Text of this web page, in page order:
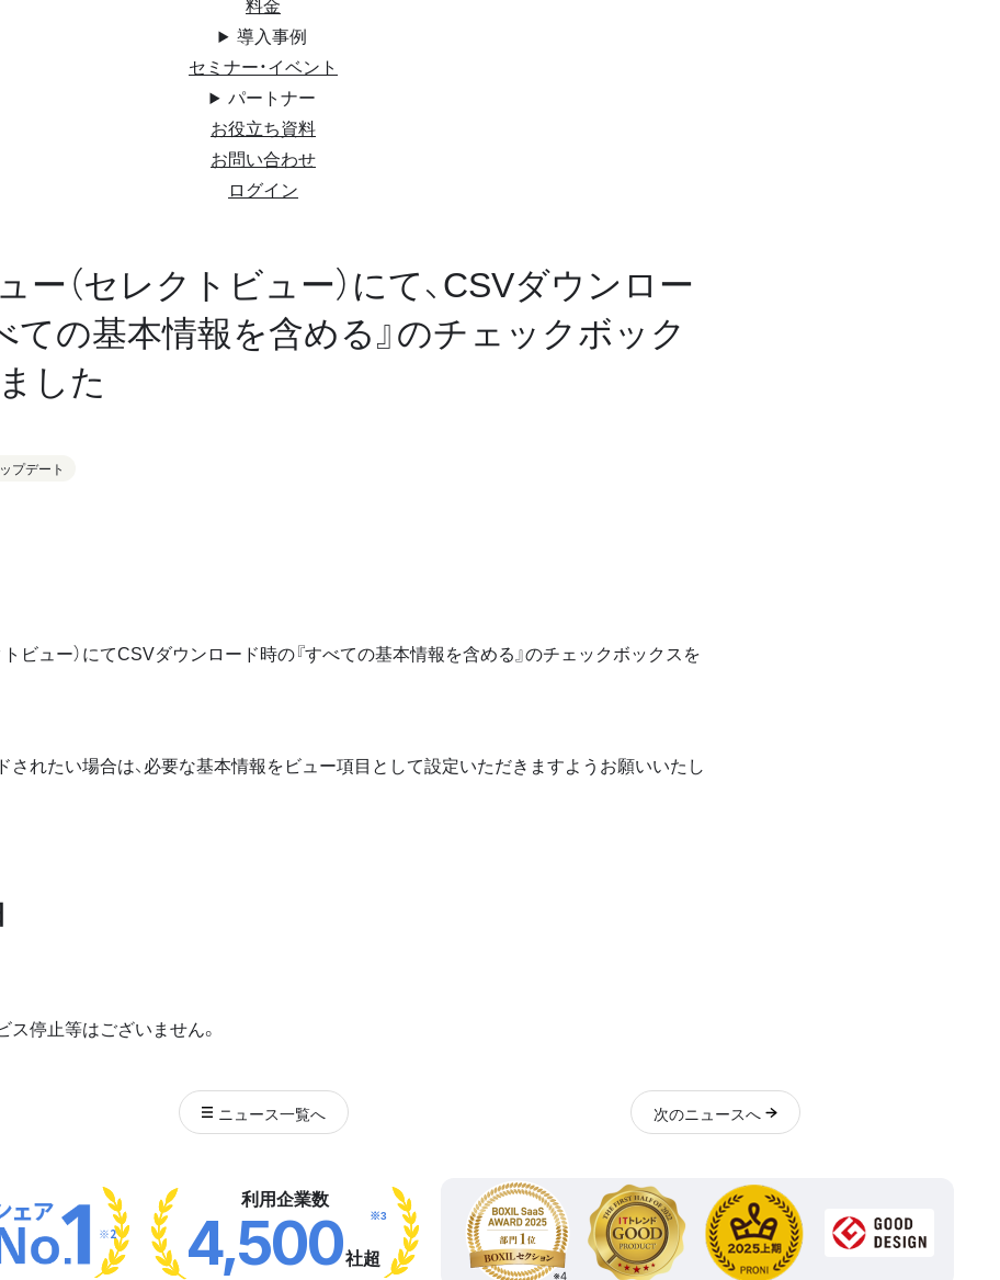
導入事例
セミナー・イベント
パートナー
お役立ち資料
お問い合わせ
ログイン
ー（セレクトビュー）にて、CSVダウンロー
ての基本情報を含める』のチェックボック
した
プデート
ビュー）にてCSVダウンロード時の『すべての基本情報を含める』のチェックボックスを
されたい場合は、必要な基本情報をビュー項目として設定いただきますようお願いいたし
停止等はございません。
ニュース一覧へ 次のニュースへ
※2
利用企業数
4,500社超
※3